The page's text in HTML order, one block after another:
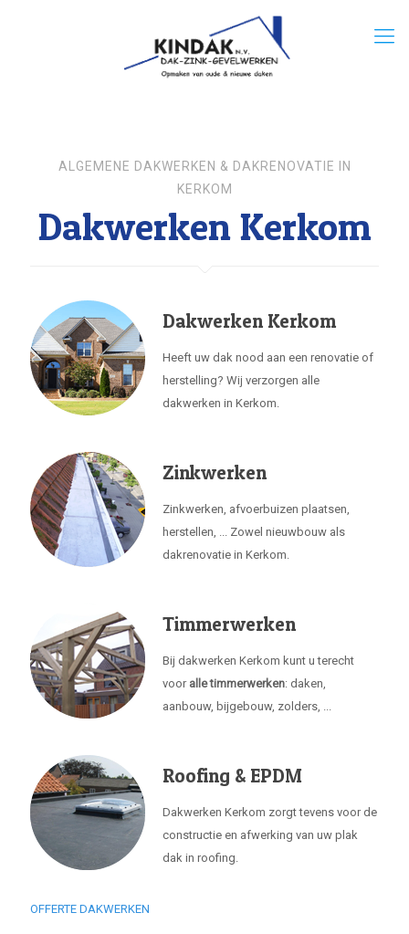
ALGEMENE DAKWERKEN & DAKRENOVATIE IN
KERKOM
Dakwerken Kerkom
Dakwerken Kerkom
Heeft uw dak nood aan een renovatie of
herstelling? Wij verzorgen alle
dakwerken in Kerkom.
Zinkwerken
Zinkwerken, afvoerbuizen plaatsen,
herstellen, ... Zowel nieuwbouw als
dakrenovatie in Kerkom.
Timmerwerken
Bij dakwerken Kerkom kunt u terecht
voor alle timmerwerken: daken,
aanbouw, bijgebouw, zolders, ...
Roofing & EPDM
Dakwerken Kerkom zorgt tevens voor de
constructie en afwerking van uw plak
dak in roofing.
OFFERTE DAKWERKEN